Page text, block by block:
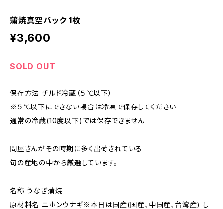
蒲焼真空パック 1枚
¥3,600
SOLD OUT
保存方法 チルド冷蔵（５℃以下）
※５℃以下にできない場合は冷凍で保存してください
通常の冷蔵(10度以下)では保存できません
問屋さんがその時期に多く出荷されている
旬の産地の中から厳選しています。
名称 うなぎ蒲焼
原材料名 ニホンウナギ※本日は国産(国産、中国産、台湾産) し